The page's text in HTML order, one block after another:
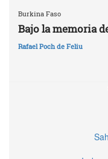
Burkina Faso
Bajo la memoria
Rafael Poch de Feliu